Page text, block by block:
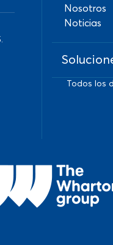
Nosotros
Noticias
Todos los